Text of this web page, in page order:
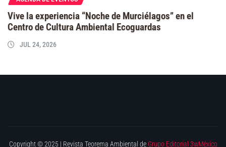
Vive la experiencia “Noche de Murciélagos” en el
Centro de Cultura Ambiental Ecoguardas
JUL 24, 2026
Copyright © 2025 | Revista Teorema Ambiental de Grupo Editorial 3wMéxico